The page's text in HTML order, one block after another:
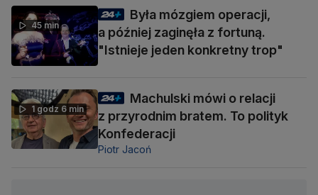
45 min
Była mózgiem operacji,
a później zaginęła z fortuną.
"Istnieje jeden konkretny trop"
1 godz 6 min
Machulski mówi o relacji
z przyrodnim bratem. To polityk
Konfederacji
Piotr Jacoń